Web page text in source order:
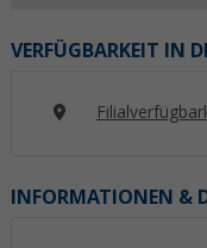
VERFÜGBARKEIT IN
INFORMATIONEN &